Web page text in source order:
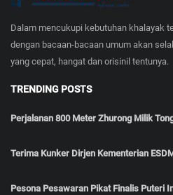
Dalam mencukupi kebutuhan khalayak
dengan bacaan-bacaan umum akan
yang cepat, hangat dan orisinil tentunya.
TRENDING POSTS
Perjalanan 800 Meter Zhurong Milik
Terima Kunker Dirjen Kementerian
Pesona Pesawaran Pikat Finalis Puteri